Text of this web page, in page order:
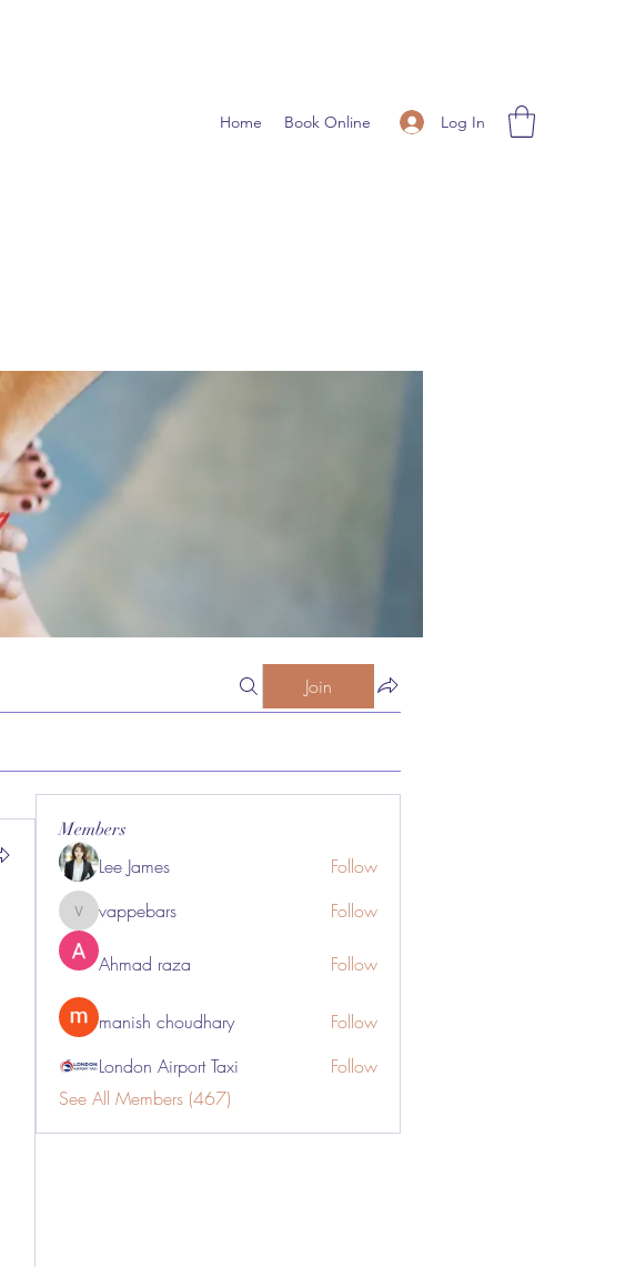
Log In
Home Book Online
Join
Members
Lee James Follow
vappebars
vappebars Follow
Ahmad raza Follow
manish choudhary
Follow
London Airport Taxi
Follow
See All Members (467)